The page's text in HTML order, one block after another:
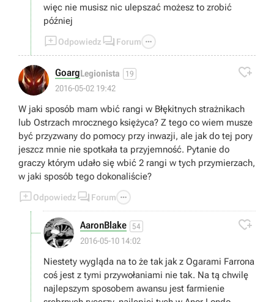
więc nie musisz nic ulepszać możesz to zrobić
później
Odpowiedz  Forum 
GoargLegionista 19
2016-05-02 19:42

W jaki sposób mam wbić rangi w Błękitnych strażnikach
lub Ostrzach mrocznego księżyca? Z tego co wiem musze
być przyzwany do pomocy przy inwazji, ale jak do tej pory
jeszcz mnie nie spotkała ta przyjemność. Pytanie do
graczy którym udało się wbić 2 rangi w tych przymierzach,
w jaki sposób tego dokonaliście?
Odpowiedz  Forum 
AaronBlake 54
2016-05-10 14:02

Niestety wygląda na to że tak jak z Ogarami Farrona
coś jest z tymi przywołaniami nie tak. Na tą chwilę
najlepszym sposobem awansu jest farmienie